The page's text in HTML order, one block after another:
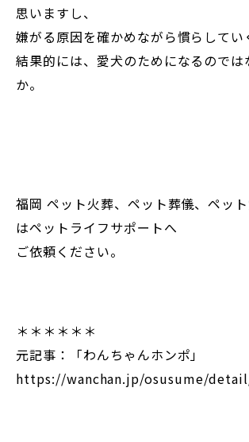
思いますし、
嫌がる原因を確かめながら慣らしてい
結果的には、愛犬のためになるのでは
か。
福岡 ペット火葬、ペット葬儀、ペッ
はペットライフサポートへ
ご依頼ください。
＊＊＊＊＊＊
元記事：「わんちゃんホンポ」
https://wanchan.jp/osusume/